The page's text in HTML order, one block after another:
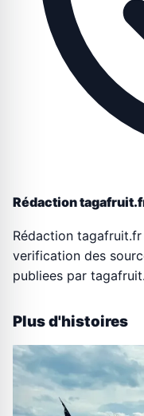
Rédaction
Rédaction
verification des
publiees par
Plus d'histoires